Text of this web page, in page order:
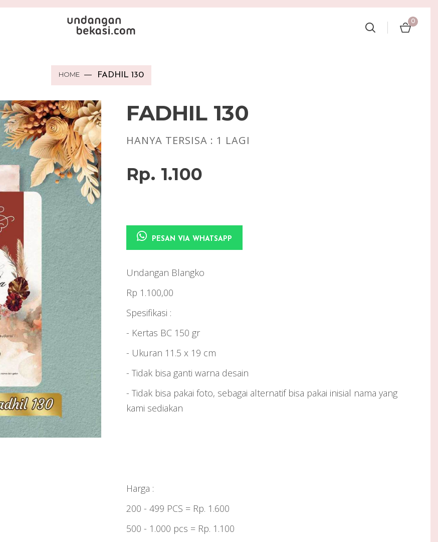
0
HOME FADHIL 130
FADHIL 130
HANYA TERSISA : 1 LAGI
Rp. 1.100
PESAN VIA WHATSAPP
Undangan Blangko
Rp 1.100,00
Spesifikasi :
- Kertas BC 150 gr
- Ukuran 11.5 x 19 cm
- Tidak bisa ganti warna desain
- Tidak bisa pakai foto, sebagai alternatif bisa pakai inisial nama yang
kami sediakan
Harga :
200 - 499 PCS = Rp. 1.600
500 - 1.000 pcs = Rp. 1.100